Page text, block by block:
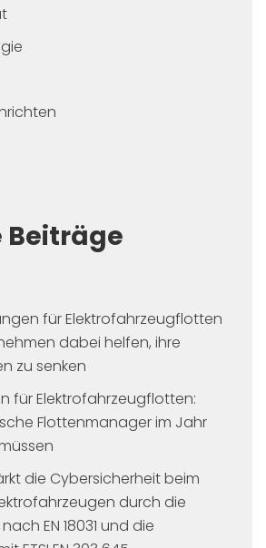
Beiträge
für Elektrofahrzeugflotten
dabei helfen, ihre
zu senken
für Elektrofahrzeugflotten:
Flottenmanager im Jahr
die Cybersicherheit beim
durch die
EN 18031 und die